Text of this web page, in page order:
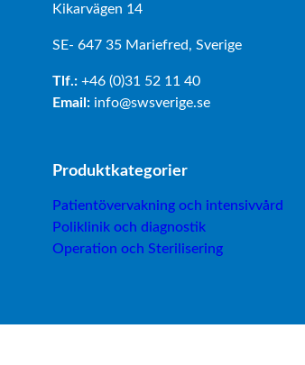
Kikarvägen 14
SE- 647 35 Mariefred, Sverige
Tlf.:+46 (0)31 52 11 40
Email:info@swsverige.se
Produktkategorier
Patientövervakning och intensivvård
Poliklinik och diagnostik
Operation och Sterilisering